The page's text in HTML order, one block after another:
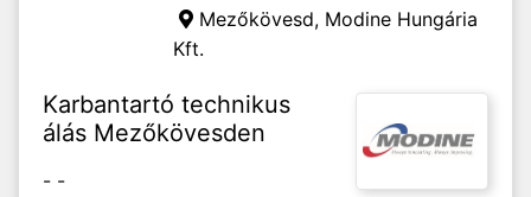
Mezőkövesd, Modine Hungária
Kft.
Karbantartó technikus
álás Mezőkövesden
- -